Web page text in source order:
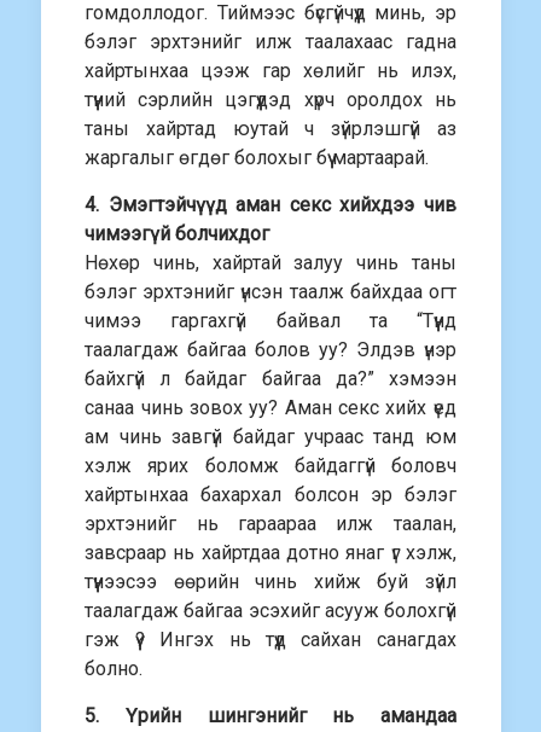
гомдоллодог. Тиймээс бүсгүйчүүд минь, эр
бэлэг эрхтэнийг илж таалахаас гадна
хайртынхаа цээж гар хөлийг нь илэх,
түүний сэрлийн цэгүүдэд хүрч оролдох нь
таны хайртад юутай ч зүйрлэшгүй аз
жаргалыг өгдөг болохыг бүү мартаарай.
4. Эмэгтэйчүүд аман секс хийхдээ чив
чимээгүй болчихдог
Нөхөр чинь, хайртай залуу чинь таны
бэлэг эрхтэнийг үнсэн таалж байхдаа огт
чимээ гаргахгүй байвал та “Түүнд
таалагдаж байгаа болов уу? Элдэв үнэр
байхгүй л байдаг байгаа да?” хэмээн
санаа чинь зовох уу? Аман секс хийх үед
ам чинь завгүй байдаг учраас танд юм
хэлж ярих боломж байдаггүй боловч
хайртынхаа бахархал болсон эр бэлэг
эрхтэнийг нь гараараа илж таалан,
завсраар нь хайртдаа дотно янаг үг хэлж,
түүнээсээ өөрийн чинь хийж буй зүйл
таалагдаж байгаа эсэхийг асууж болохгүй
гэж үү? Ингэх нь түүд сайхан санагдах
болно.
5. Үрийн шингэнийг нь амандаа